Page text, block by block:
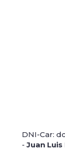
DNI-Car:
-Juan